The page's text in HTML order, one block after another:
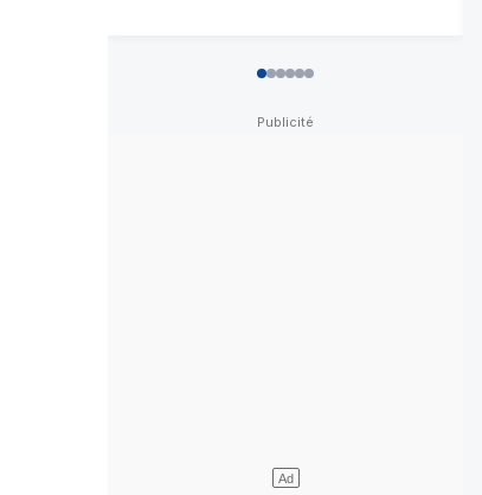
012345